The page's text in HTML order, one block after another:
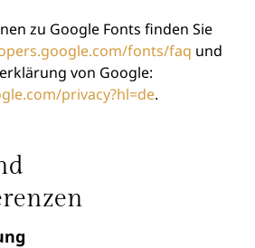
zu Google Fonts finden Sie
fonts/faq und
von Google:
privacy?hl=de.